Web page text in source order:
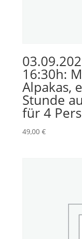
16:30h:
Alpakas,
Stunde
für 4
49,00 €